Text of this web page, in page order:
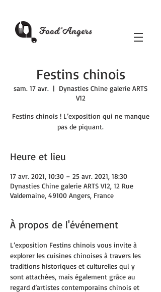
Festins chinois
sam. 17 avr.
  |
Dynasties Chine galerie ARTS
V12
Festins chinois ! L’exposition qui ne manque
pas de piquant.
Heure et lieu
17 avr. 2021, 10:30 – 25 avr. 2021, 18:30
Dynasties Chine galerie ARTS V12, 12 Rue
Valdemaine, 49100 Angers, France
À propos de l'événement
L’exposition Festins chinois vous invite à
explorer les cuisines chinoises à travers les
traditions historiques et culturelles qui y
sont attachées, mais également grâce au
regard d’artistes contemporains chinois et